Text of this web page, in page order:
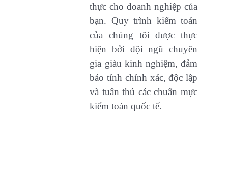
thực cho doanh nghiệp của
bạn. Quy trình kiểm toán
của chúng tôi được thực
hiện bởi đội ngũ chuyên
gia giàu kinh nghiệm, đảm
bảo tính chính xác, độc lập
và tuân thủ các chuẩn mực
kiểm toán quốc tế.